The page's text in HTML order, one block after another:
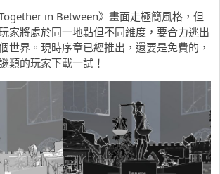
in Between》畫面走極簡風格，但
家將處於同一地點但不同維度，要合力逃出
世界。現時序章已經推出，還要是免費的，
類的玩家下載一試！